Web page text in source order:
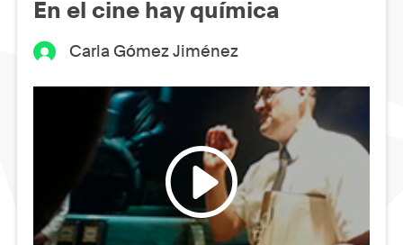
En el cine hay química
Carla Gómez Jiménez